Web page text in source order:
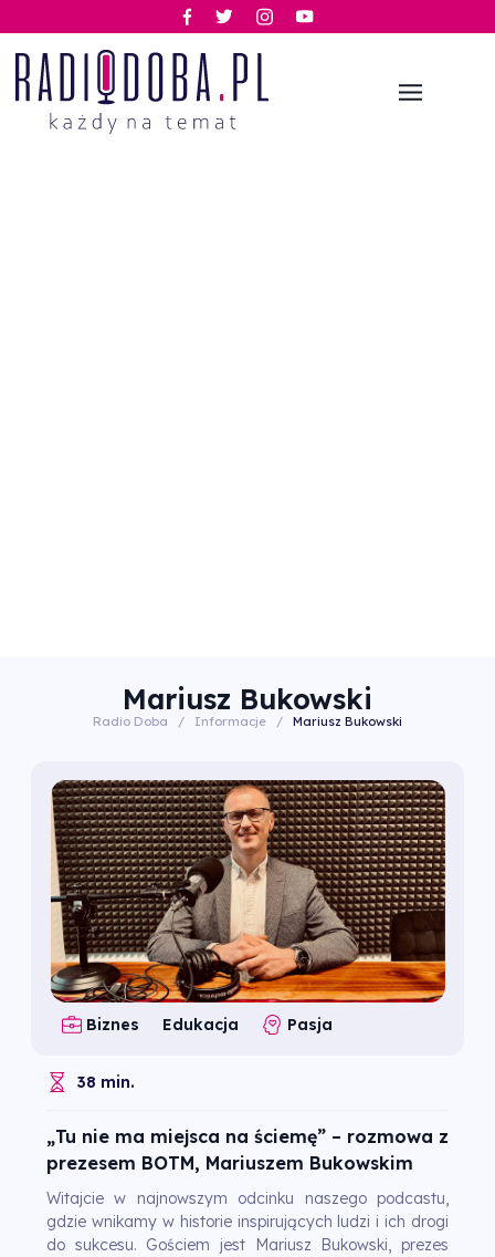
Mariusz Bukowski
Radio Doba / Informacje / Mariusz Bukowski
Biznes Edukacja Pasja
38 min.
„Tu nie ma miejsca na ściemę” – rozmowa z
prezesem BOTM, Mariuszem Bukowskim
Witajcie w najnowszym odcinku naszego podcastu,
gdzie wnikamy w historie inspirujących ludzi i ich drogi
do sukcesu. Gościem jest Mariusz Bukowski, prezes